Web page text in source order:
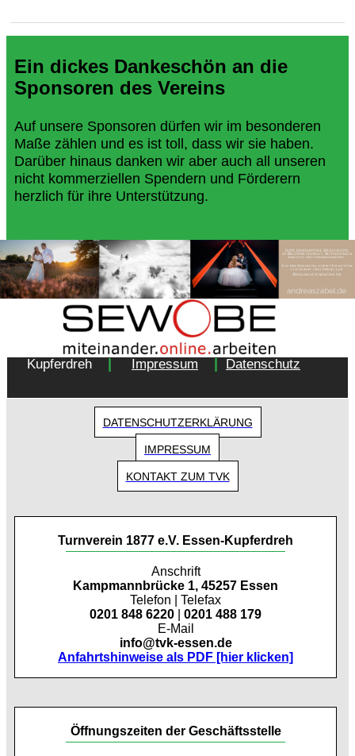
Ein dickes Dankeschön an die
Sponsoren des Vereins
Auf unsere Sponsoren dürfen wir im besonderen
Maße zählen und es ist toll, dass wir sie haben.
Darüber hinaus danken wir aber auch all unseren
nicht kommerziellen Spendern und Förderern
herzlich für ihre Unterstützung.
Copyright 2018 - Turnverein 1877 e.V. Essen-
Kupferdreh
| Impressum | Datenschutz
DATENSCHUTZERKLÄRUNG
IMPRESSUM
KONTAKT ZUM TVK
Turnverein 1877 e.V. Essen-Kupferdreh
Anschrift
Kampmannbrücke 1, 45257 Essen
Telefon | Telefax
0201 848 6220
0201 488 179
E-Mail
info@tvk-essen.de
Anfahrtshinweise als PDF [hier klicken]
Öffnungszeiten der Geschäftsstelle